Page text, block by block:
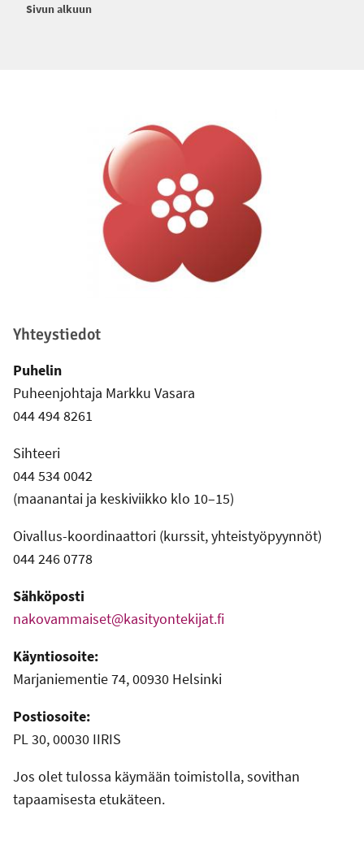
Sivun alkuun
Yhteystiedot
Puhelin
Puheenjohtaja Markku Vasara
044 494 8261
Sihteeri
044 534 0042
(maanantai ja keskiviikko klo 10–15)
Oivallus-koordinaattori (kurssit, yhteistyöpyynnöt)
044 246 0778
Sähköposti
nakovammaiset@kasityontekijat.fi
Käyntiosoite:
Marjaniementie 74, 00930 Helsinki
Postiosoite:
PL 30, 00030 IIRIS
Jos olet tulossa käymään toimistolla, sovithan
tapaamisesta etukäteen.